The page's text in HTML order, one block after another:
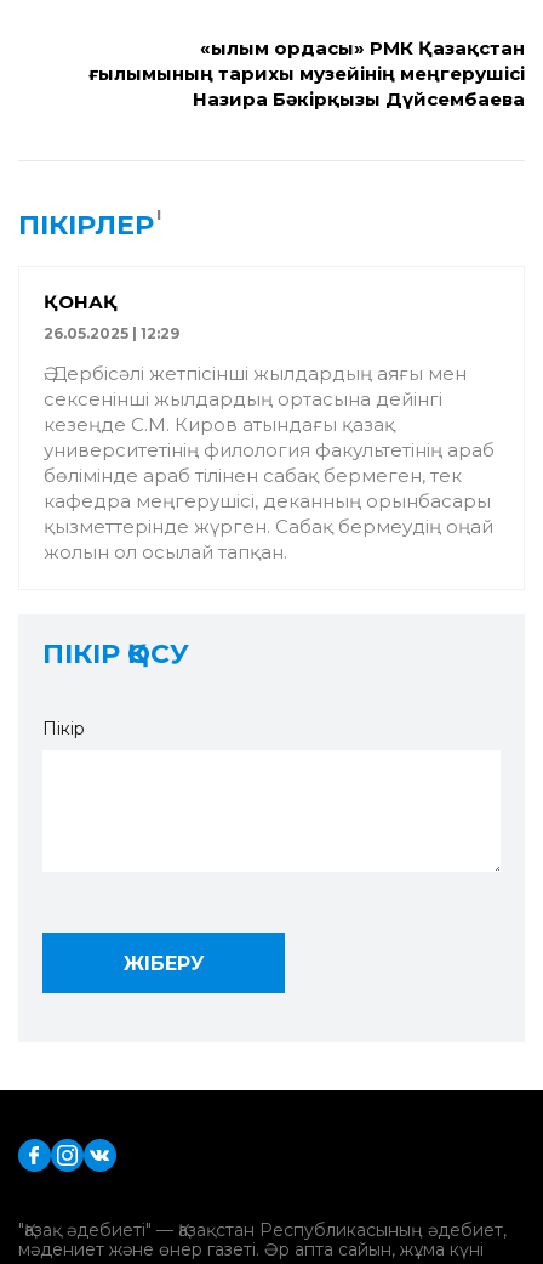
«Ғылым ордасы» РМК Қазақстан
ғылымының тарихы музейінің меңгерушісі
Назира Бәкірқызы Дүйсембаева
ПІКІРЛЕР1
ҚОНАҚ
26.05.2025 | 12:29
Ә. Дербісәлі жетпісінші жылдардың аяғы мен
сексенінші жылдардың ортасына дейінгі
кезеңде С.М. Киров атындағы қазақ
университетінің филология факультетінің араб
бөлімінде араб тілінен сабақ бермеген, тек
кафедра меңгерушісі, деканның орынбасары
қызметтерінде жүрген. Сабақ бермеудің оңай
жолын ол осылай тапқан.
ПІКІР ҚОСУ
Пікір
"Қазақ әдебиеті" — Қазақстан Республикасының әдебиет,
мәдениет және өнер газеті. Әр апта сайын, жұма күні